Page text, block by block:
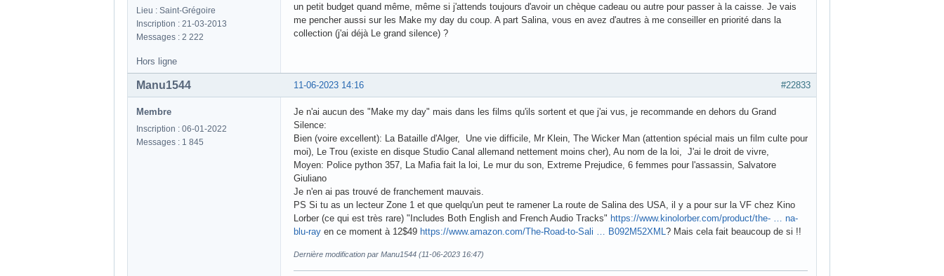
Lieu : Saint-Grégoire
Inscription : 21-03-2013
Messages : 2 222
un petit budget quand même, même si j'attends toujours d'avoir un chèque cadeau ou autre pour passer à la caisse. Je vais
me pencher aussi sur les Make my day du coup. A part Salina, vous en avez d'autres à me conseiller en priorité dans la
collection (j'ai déjà Le grand silence) ?
Hors ligne
#22833
11-06-2023 14:16
Manu1544
Membre
Inscription : 06-01-2022
Messages : 1 845
Je n'ai aucun des "Make my day" mais dans les films qu'ils sortent et que j'ai vus, je recommande en dehors du Grand
Silence:
Bien (voire excellent): La Bataille d'Alger, Une vie difficile, Mr Klein, The Wicker Man (attention spécial mais un film culte pour
moi), Le Trou (existe en disque Studio Canal allemand nettement moins cher), Au nom de la loi, J'ai le droit de vivre,
Moyen: Police python 357, La Mafia fait la loi, Le mur du son, Extreme Prejudice, 6 femmes pour l'assassin, Salvatore
Giuliano
Je n'en ai pas trouvé de franchement mauvais.
PS Si tu as un lecteur Zone 1 et que quelqu'un peut te ramener La route de Salina des USA, il y a pour sur la VF chez Kino
Lorber (ce qui est très rare) "Includes Both English and French Audio Tracks" https://www.kinolorber.com/product/the- … na-
blu-ray en ce moment à 12$49 https://www.amazon.com/The-Road-to-Sali … B092M52XML ? Mais cela fait beaucoup de si !!
Dernière modification par Manu1544 (11-06-2023 16:47)